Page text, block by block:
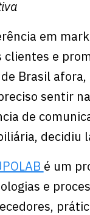
em
clientes e
Brasil
sentir
de
decidiu
é um
e